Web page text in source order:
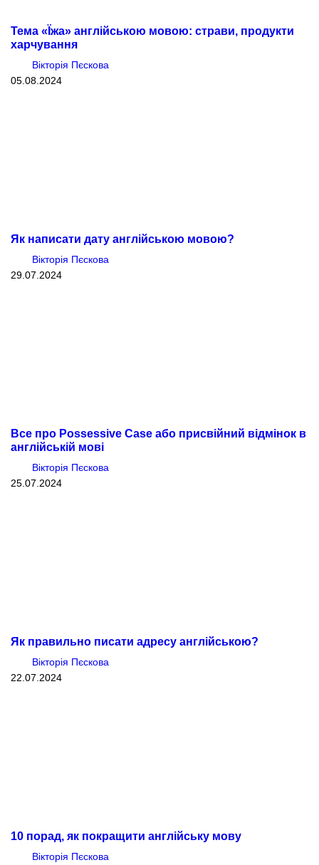
Тема «Їжа» англійською мовою: страви, продукти
харчування
Вікторія Пєскова
05.08.2024
Як написати дату англійською мовою?
Вікторія Пєскова
29.07.2024
Все про Possessive Case або присвійний відмінок в
англійській мові
Вікторія Пєскова
25.07.2024
Як правильно писати адресу англійською?
Вікторія Пєскова
22.07.2024
10 порад, як покращити англійську мову
Вікторія Пєскова